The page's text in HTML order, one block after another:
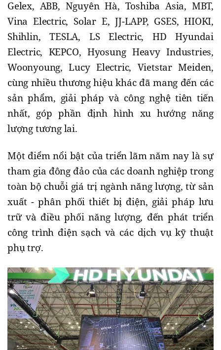
Gelex, ABB, Nguyên Hà, Toshiba Asia, MBT,
Vina Electric, Solar E, JJ-LAPP, GSES, HIOKI,
Shihlin, TESLA, LS Electric, HD Hyundai
Electric, KEPCO, Hyosung Heavy Industries,
Woonyoung, Lucy Electric, Vietstar Meiden,
cùng nhiều thương hiệu khác đã mang đến các
sản phẩm, giải pháp và công nghệ tiên tiến
nhất, góp phần định hình xu hướng năng
lượng tương lai.
Một điểm nổi bật của triển lãm năm nay là sự
tham gia đông đảo của các doanh nghiệp trong
toàn bộ chuỗi giá trị ngành năng lượng, từ sản
xuất - phân phối thiết bị điện, giải pháp lưu
trữ và điều phối năng lượng, đến phát triển
công trình điện sạch và các dịch vụ kỹ thuật
phụ trợ.